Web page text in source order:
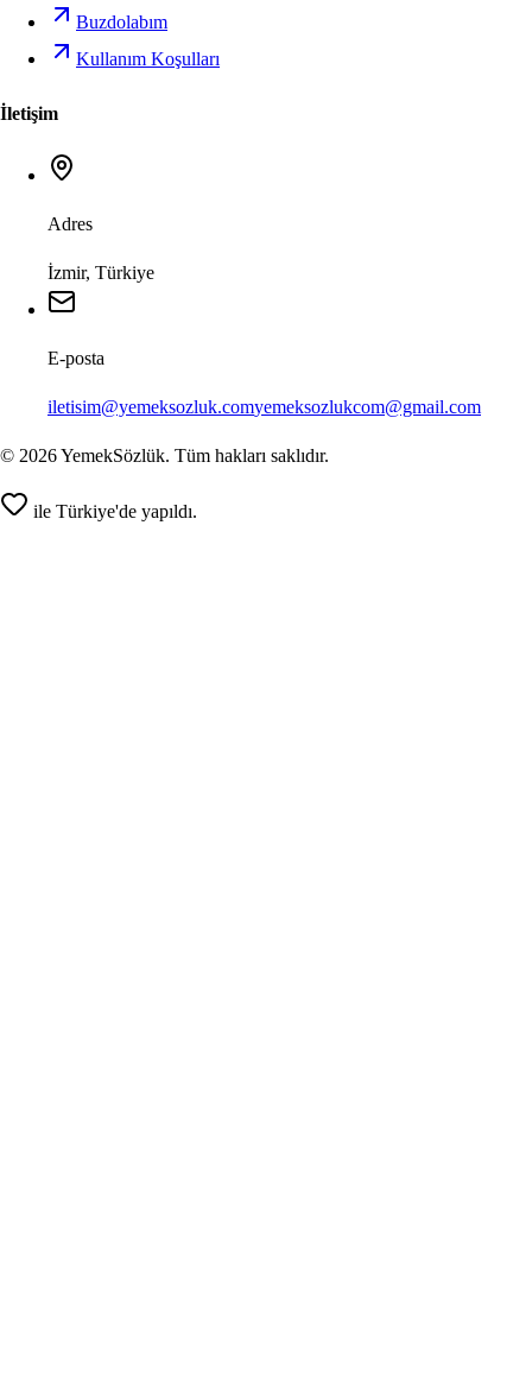
Buzdolabım
Kullanım Koşulları
İletişim
Adres
İzmir, Türkiye
E-posta
iletisim@yemeksozluk.comyemeksozlukcom@gmail.com
© 2026YemekSözlük. Tüm hakları saklıdır.
ile Türkiye'de yapıldı.